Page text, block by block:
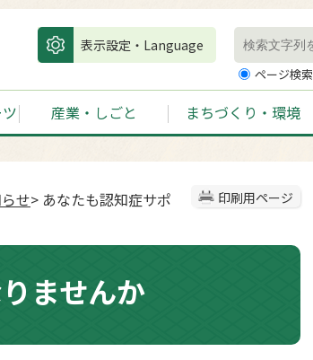
表示設定・Language
ページ検索
産業・しごと まちづくり・環境
印刷用ページ
せ> あなたも認知症サポ
ませんか